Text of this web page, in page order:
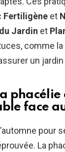
Fertiligène et
Jardin et
comme
un
face
pour
La